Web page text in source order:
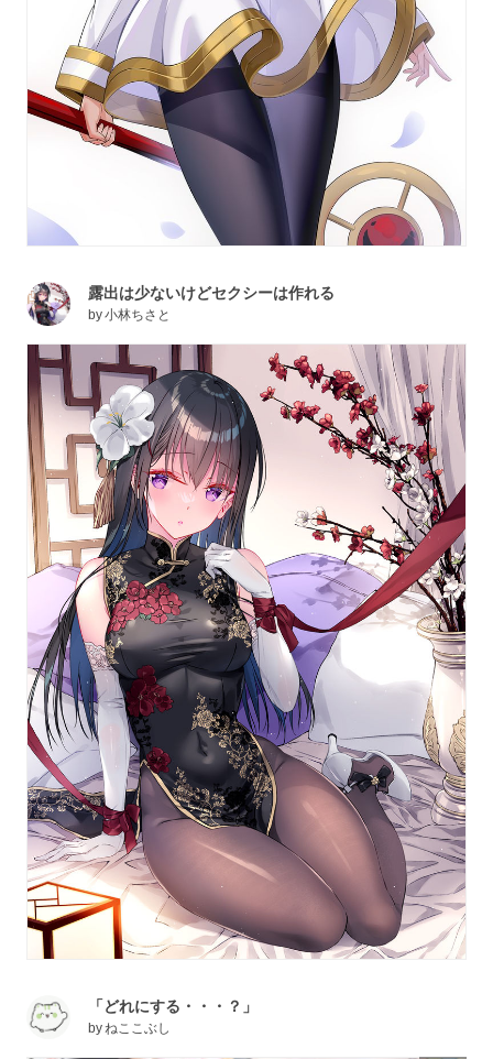
露出は少ないけどセクシーは作れる
by小林ちさと
「どれにする・・・？」
byねここぶし